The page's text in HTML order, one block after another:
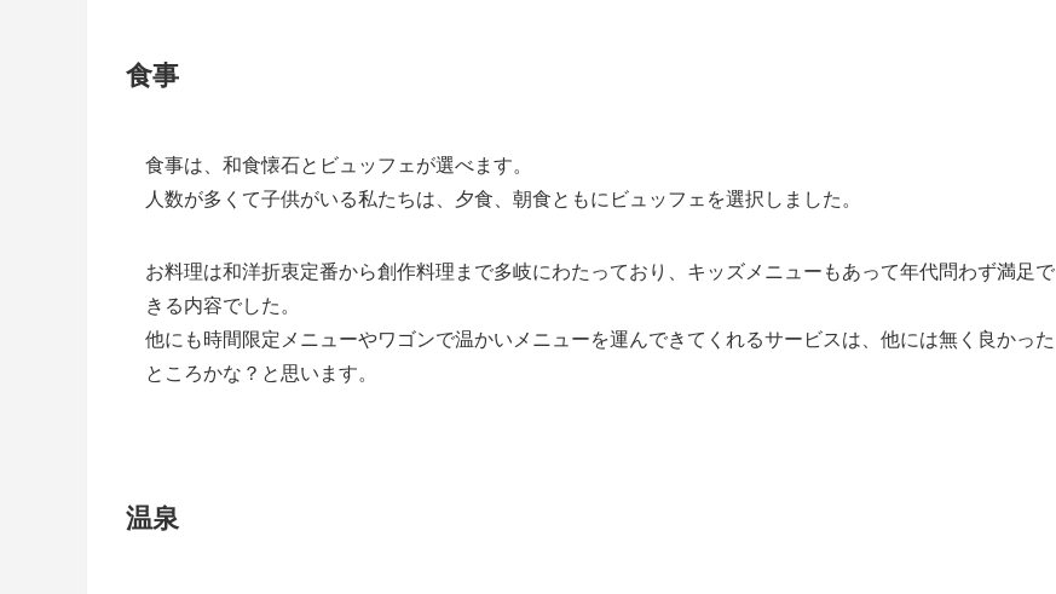
食事
食事は、和食懐石とビュッフェが選べます。
人数が多くて子供がいる私たちは、夕食、朝食ともにビュッフェを選択しました。
お料理は和洋折衷定番から創作料理まで多岐にわたっており、キッズメニューもあって年代問わず満足で
きる内容でした。
他にも時間限定メニューやワゴンで温かいメニューを運んできてくれるサービスは、他には無く良かった
ところかな？と思います。
温泉